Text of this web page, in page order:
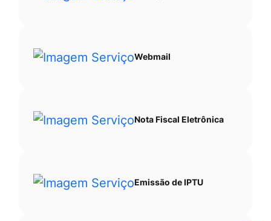
Webmail
Nota Fiscal Eletrônica
Emissão de IPTU